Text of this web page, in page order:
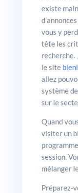
existe
vous y
tête les
recherche.
le site
allez
système
sur le
Quand
visiter un
session.
mélanger
Préparez-